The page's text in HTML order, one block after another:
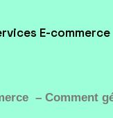
E-commerce
Comment